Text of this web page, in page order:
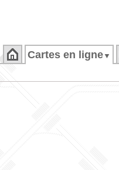
Cartes en ligne ▼